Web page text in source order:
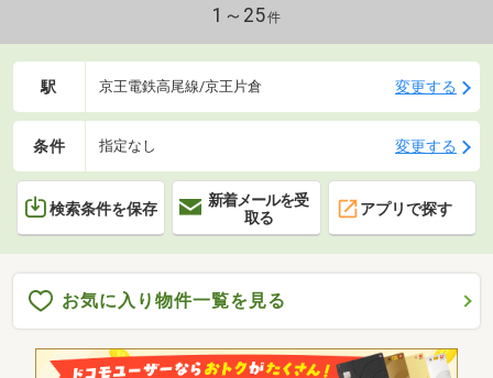
1～25件
駅 京王電鉄高尾線/京王片倉 変更する
条件 指定なし 変更する
検索条件を保存
新着メールを受
取る
アプリで探す
お気に入り物件一覧を見る